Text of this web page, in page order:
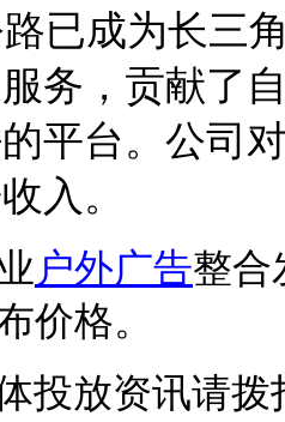
已成为长三
务，贡献了
平台。公司
入。
户外广告整合
价格。
投放资讯请拨